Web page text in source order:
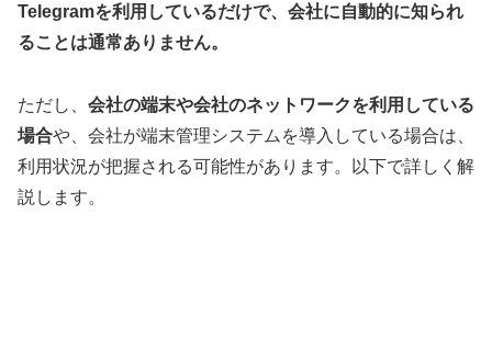
Telegramを利用しているだけで、会社に自動的に知られ
ることは通常ありません。
ただし、 会社の端末や会社のネットワークを利用している
場合や、会社が端末管理システムを導入している場合は、
利用状況が把握される可能性があります。以下で詳しく解
説します。